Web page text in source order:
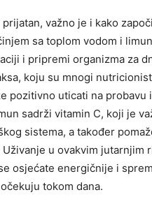
važno je i kako
sa toplom vodom i
i pripremi organizma za
koju su mnogi
pozitivno uticati na probavu
sadrži vitamin C, koji je
sistema, a također
u ovakvim jutarnjim
osjećate energičnije i
tokom dana.